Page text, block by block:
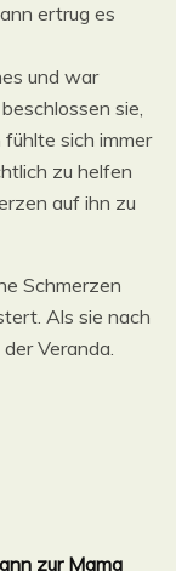
ertrug es
und war
sie,
sich immer
zu helfen
auf ihn zu
Schmerzen
Als sie nach
Veranda.
zur Mama